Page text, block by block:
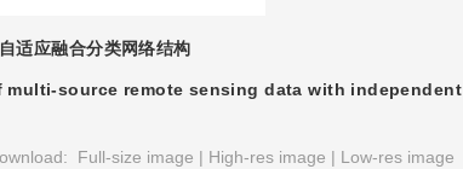
适应融合分类网络结构
source remote sensing data with independent
Full-size image | High-res image | Low-res image